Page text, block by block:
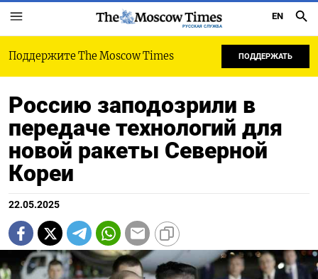
РУССКАЯ СЛУЖБА
EN
Поддержите The Moscow Times ПОДДЕРЖАТЬ
Россию заподозрили в
передаче технологий для
новой ракеты Северной
Кореи
22.05.2025